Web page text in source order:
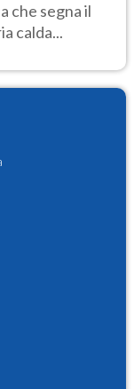
che segna il
calda...